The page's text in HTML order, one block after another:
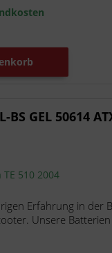
GEL 50614
510 2004
Erfahrung in der
Unsere